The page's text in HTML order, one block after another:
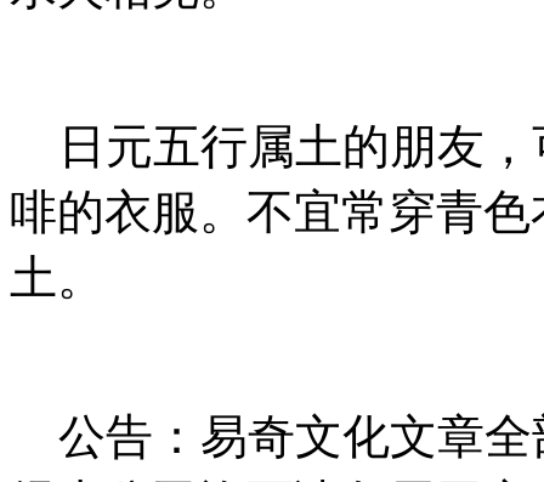
日元五行属土的朋友，
啡的衣服。不宜常穿青
土。
公告：易奇文化文章全